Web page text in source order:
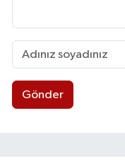
Gönder